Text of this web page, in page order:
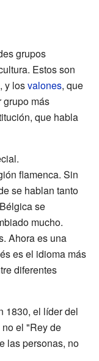
grupos
Estos son
, y losvalones, que
grupo más
que habla
flamenca. Sin
se hablan tanto
se
mucho.
Ahora es una
es el idioma más
diferentes
1830, el líder del
no el "Rey de
las personas, no